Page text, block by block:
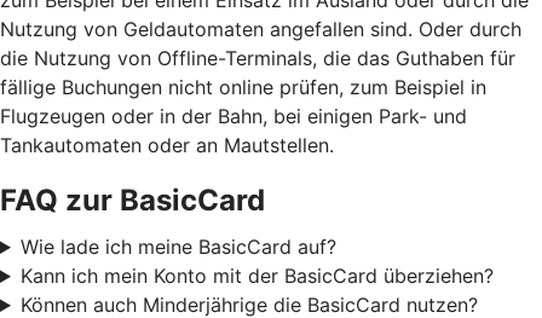
Nutzung von Geldautomaten angefallen sind. Oder durch
die Nutzung von Offline-Terminals, die das Guthaben für
fällige Buchungen nicht online prüfen, zum Beispiel in
Flugzeugen oder in der Bahn, bei einigen Park- und
Tankautomaten oder an Mautstellen.
FAQ zur BasicCard
Wie lade ich meine BasicCard auf?
Kann ich mein Konto mit der BasicCard überziehen?
Können auch Minderjährige die BasicCard nutzen?